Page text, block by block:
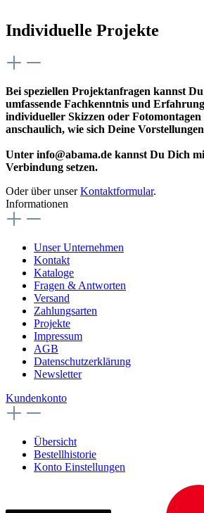
Individuelle Projekte
Bei speziellen Projektanfragen kannst
umfassende Fachkenntnis und
individueller Skizzen oder
anschaulich, wie sich Deine
Unter info@abama.de kannst Du Dich
Verbindung setzen.
Oder über unserKontaktformular.
Informationen
Unser Unternehmen
Kontakt
Kataloge
Fragen & Antworten
Versand
Zahlungsarten
Projekte
Impressum
AGB
Datenschutzerklärung
Newsletter
Kundenkonto
Übersicht
Bestellhistorie
Konto Einstellungen